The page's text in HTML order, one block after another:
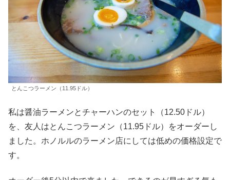
とんこつラーメン（11.95ドル）
私は醤油ラーメンとチャーハンのセット（12.50ドル）
を、友人はとんこつラーメン（11.95ドル）をオーダーし
ました。ホノルルのラーメン店にしては低めの価格設定で
す。